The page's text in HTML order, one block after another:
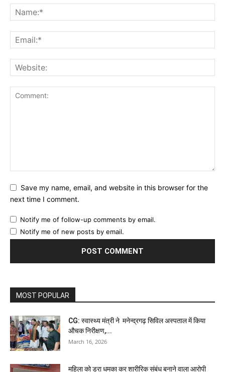
Save my name, email, and website in this browser for the
next time I comment.
Notify me of follow-up comments by email.
Notify me of new posts by email.
MOST POPULAR
CG: स्वास्थ्य मंत्री ने मनेन्द्रगढ़ सिविल अस्पताल में किया
औचक निरीक्षण,...
March 16, 2026
महिला को डरा धमका कर शारीरिक संबंध बनाने वाला आरोपी